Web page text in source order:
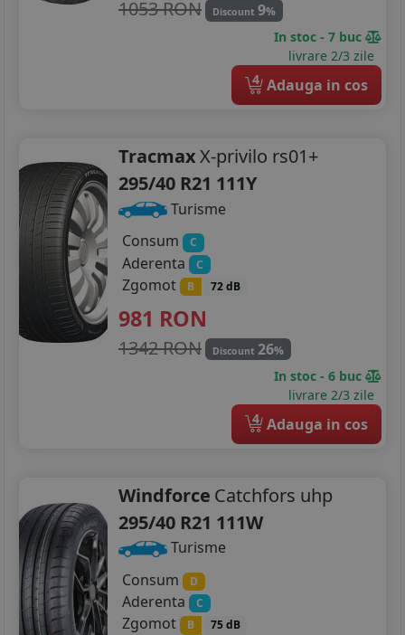
1053 RON Discount 9%
In stoc - 7 buc
livrare 2/3 zile
4 Adauga in cos
TracmaxX-privilo rs01+
295/40 R21 111Y
Turisme
Consum
C
Aderenta C
Zgomot B 72 dB
981 RON
1342 RON Discount 26%
In stoc - 6 buc
livrare 2/3 zile
4 Adauga in cos
Windforce Catchfors uhp
295/40 R21 111W
Turisme
Consum
D
Aderenta C
Zgomot B 75 dB